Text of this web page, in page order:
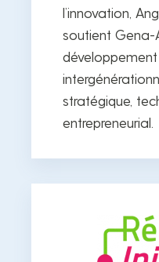
l’innovation,
soutient Gena-
stratégique,
entrepreneurial.